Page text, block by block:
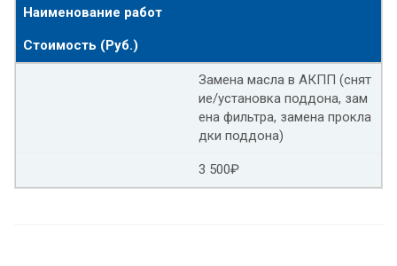
Адаптация АКПП КИА церато
Адаптация АКПП КИА спортейдж
Сброс адаптации АКПП Тойота камри v50
Адаптация АКПП Тойота хайЛендер
Наименование работ
Стоимость (Руб.)
Замена масла в АКПП (снят
ие/установка поддона, зам
ена фильтра, замена прокла
дки поддона)
3 500₽